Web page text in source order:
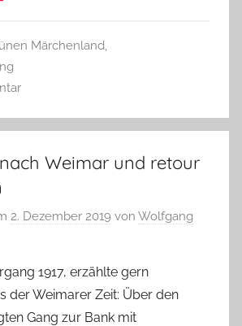
Märchenland,
Weimar und retour
2. Dezember 2019 von Wolfgang
1917, erzählte gern
der Weimarer Zeit: Über den
Gang zur Bank mit